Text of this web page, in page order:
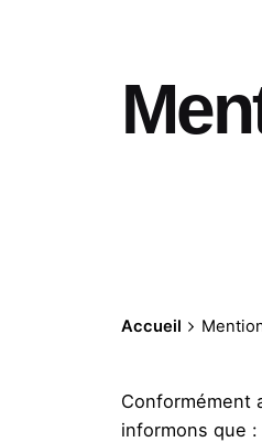
Accueil
Conformément
informons que :